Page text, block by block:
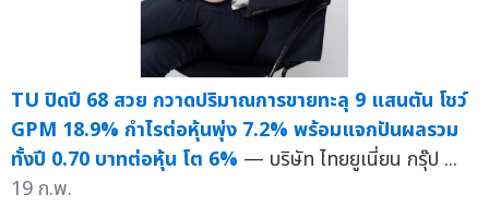
TU ปิดปี 68 สวย กวาดปริมาณการขายทะลุ 9 แสนตัน โชว์
GPM 18.9% กำไรต่อหุ้นพุ่ง 7.2% พร้อมแจกปันผลรวม
ทั้งปี 0.70 บาทต่อหุ้น โต 6% — บริษัท ไทยยูเนี่ยน กรุ๊ป ...
19 ก.พ.